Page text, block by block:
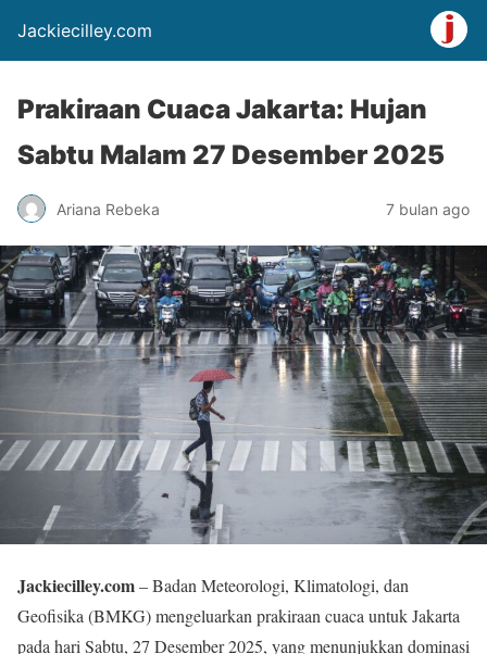
Jackiecilley.com
Prakiraan Cuaca Jakarta: Hujan
Sabtu Malam 27 Desember 2025
Ariana Rebeka 7 bulan ago
Jackiecilley.com– Badan Meteorologi, Klimatologi, dan
Geofisika (BMKG) mengeluarkan prakiraan cuaca untuk Jakarta
pada hari Sabtu, 27 Desember 2025, yang menunjukkan dominasi